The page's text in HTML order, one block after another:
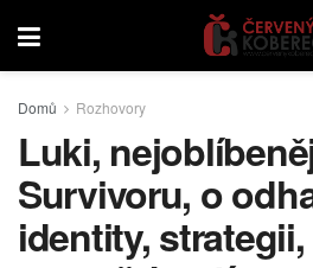
Domů Rozhovory
Luki,
Survivoru, o
identity, strategii,